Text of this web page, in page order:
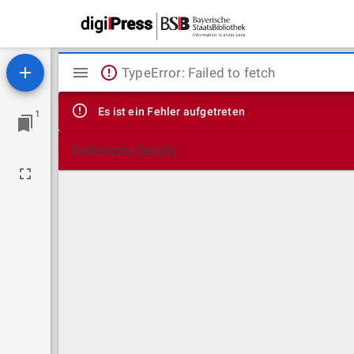
1
Mirador
Viewer
TypeError: Failed to fetch
Es ist ein Fehler aufgetreten
Technische Details